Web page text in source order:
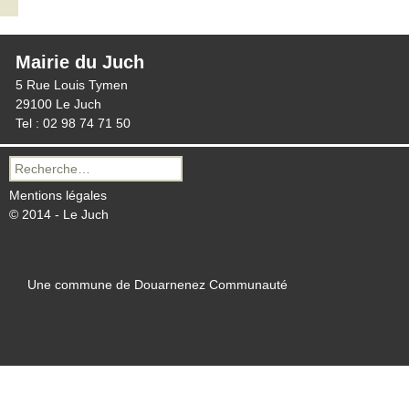
Mairie du Juch
5 Rue Louis Tymen
29100 Le Juch
Tel : 02 98 74 71 50
Recherche
pour :
Mentions légales
© 2014 - Le Juch
Une commune de Douarnenez Communauté